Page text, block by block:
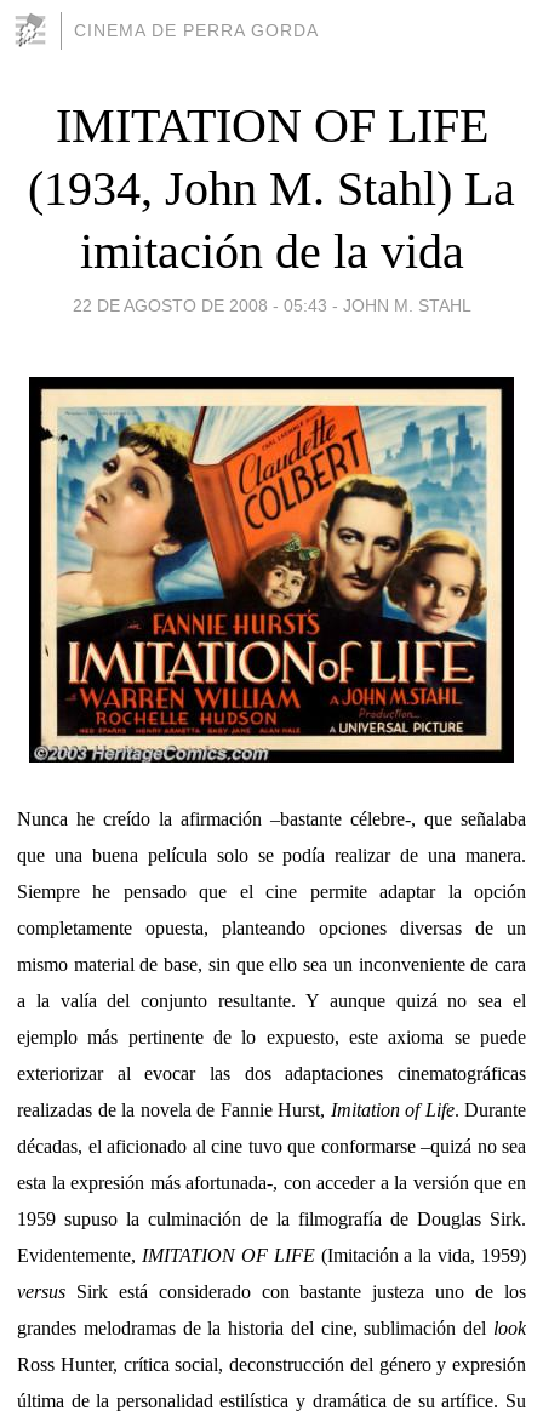
CINEMA DE PERRA GORDA
IMITATION OF LIFE
(1934, John M. Stahl) La
imitación de la vida
22 DE AGOSTO DE 2008 - 05:43 - JOHN M. STAHL
Nunca he creído la afirmación –bastante célebre-, que señalaba
que una buena película solo se podía realizar de una manera.
Siempre he pensado que el cine permite adaptar la opción
completamente opuesta, planteando opciones diversas de un
mismo material de base, sin que ello sea un inconveniente de cara
a la valía del conjunto resultante. Y aunque quizá no sea el
ejemplo más pertinente de lo expuesto, este axioma se puede
exteriorizar al evocar las dos adaptaciones cinematográficas
realizadas de la novela de Fannie Hurst, Imitation of Life. Durante
décadas, el aficionado al cine tuvo que conformarse –quizá no sea
esta la expresión más afortunada-, con acceder a la versión que en
1959 supuso la culminación de la filmografía de Douglas Sirk.
Evidentemente, IMITATION OF LIFE(Imitación a la vida, 1959)
versus Sirk está considerado con bastante justeza uno de los
grandes melodramas de la historia del cine, sublimación del look
Ross Hunter, crítica social, deconstrucción del género y expresión
última de la personalidad estilística y dramática de su artífice. Su